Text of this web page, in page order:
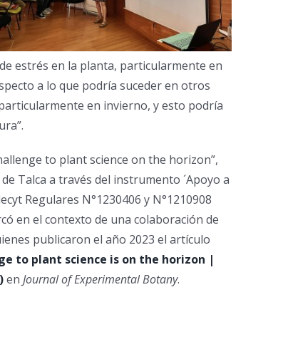
estrés en la planta, particularmente en
a lo que podría suceder en otros
en invierno, y esto podría
to plant science on the horizon”,
Talca a través del instrumento ´Apoyo a
Regulares N°1230406 y N°1210908
en el contexto de una colaboración de
publicaron el año 2023 el artículo
to plant science is on the horizon |
en Journal of Experimental Botany.